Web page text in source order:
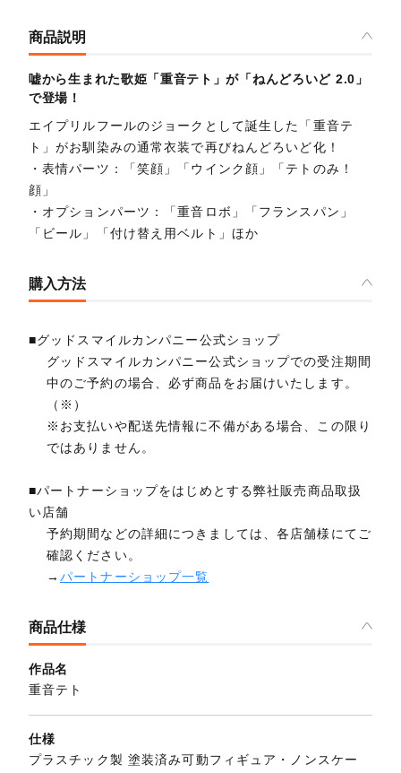
商品説明
嘘から生まれた歌姫「重音テト」が「ねんどろいど 2.0」
で登場！
エイプリルフールのジョークとして誕生した「重音テ
ト」がお馴染みの通常衣装で再びねんどろいど化！
・表情パーツ：「笑顔」「ウインク顔」「テトのみ！
顔」
・オプションパーツ：「重音ロボ」「フランスパン」
「ビール」「付け替え用ベルト」ほか
購入方法
■グッドスマイルカンパニー公式ショップ
グッドスマイルカンパニー公式ショップでの受注期間
中のご予約の場合、必ず商品をお届けいたします。
（※）
※お支払いや配送先情報に不備がある場合、この限り
ではありません。
■パートナーショップをはじめとする弊社販売商品取扱
い店舗
予約期間などの詳細につきましては、各店舗様にてご
確認ください。
→パートナーショップ一覧
商品仕様
作品名
重音テト
仕様
プラスチック製 塗装済み可動フィギュア・ノンスケー